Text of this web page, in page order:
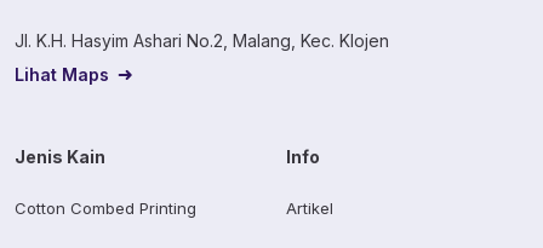
Jl. K.H. Hasyim Ashari No.2, Malang, Kec. Klojen
Lihat Maps
Jenis Kain
Cotton Combed Printing
Info
Artikel